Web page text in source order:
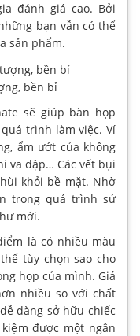
đánh giá cao. Bởi
bạn vẫn có thể
sản phẩm.
bền bỉ
sẽ giúp bàn họp
trình làm việc. Ví
ẩm ướt của không
va đập… Các vết bụi
khỏi bề mặt. Nhờ
trong quá trình sử
mới.
là có nhiều màu
tùy chọn sao cho
họp của mình. Giá
nhiều so với chất
dàng sở hữu chiếc
được một ngân